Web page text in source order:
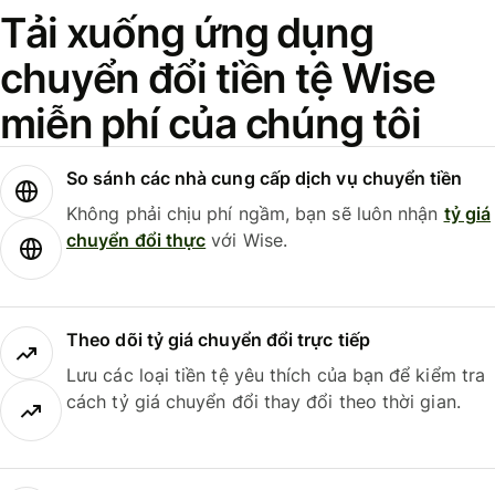
Tải xuống ứng dụng
chuyển đổi tiền tệ Wise
miễn phí của chúng tôi
So sánh các nhà cung cấp dịch vụ chuyển tiền
Không phải chịu phí ngầm, bạn sẽ luôn nhận tỷ giá
chuyển đổi thực với Wise.
Theo dõi tỷ giá chuyển đổi trực tiếp
Lưu các loại tiền tệ yêu thích của bạn để kiểm tra
cách tỷ giá chuyển đổi thay đổi theo thời gian.